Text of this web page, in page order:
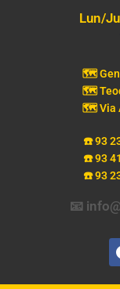
Lun/
🗺️
🗺️
🗺️ Via
☎️ 93
☎️ 93
☎️ 93
📧